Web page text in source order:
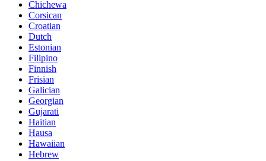
Chichewa
Corsican
Croatian
Dutch
Estonian
Filipino
Finnish
Frisian
Galician
Georgian
Gujarati
Haitian
Hausa
Hawaiian
Hebrew